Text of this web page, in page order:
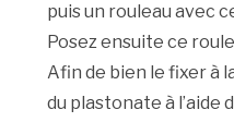
puis un rouleau avec
Posez ensuite ce
Afin de bien le fixer à
du plastonate à l’aide